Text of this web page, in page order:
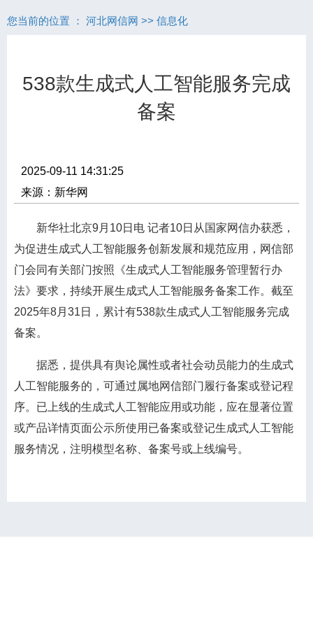
您当前的位置 ： 河北网信网 >> 信息化
538款生成式人工智能服务完成
备案
2025-09-11 14:31:25
来源：新华网
新华社北京9月10日电 记者10日从国家网信办获悉，
为促进生成式人工智能服务创新发展和规范应用，网信部
门会同有关部门按照《生成式人工智能服务管理暂行办
法》要求，持续开展生成式人工智能服务备案工作。截至
2025年8月31日，累计有538款生成式人工智能服务完成
备案。
据悉，提供具有舆论属性或者社会动员能力的生成式
人工智能服务的，可通过属地网信部门履行备案或登记程
序。已上线的生成式人工智能应用或功能，应在显著位置
或产品详情页面公示所使用已备案或登记生成式人工智能
服务情况，注明模型名称、备案号或上线编号。